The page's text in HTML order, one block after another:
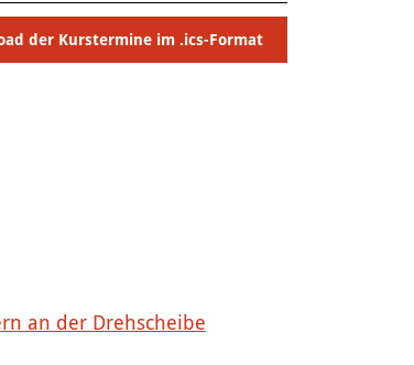
der Kurstermine im .ics-Format
an der Drehscheibe